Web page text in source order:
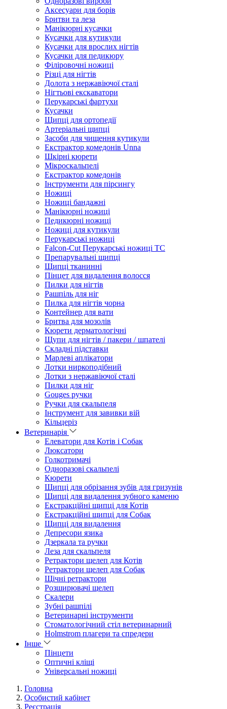
Аксесуари для борів
Бритви та леза
Манікюрні кусачки
Кусачки для кутикули
Кусачки для врослих нігтів
Кусачки для педикюру
Філіровочні ножиці
Різці для нігтів
Долота з нержавіючої сталі
Нігтьові екскаватори
Перукарські фартухи
Кусачки
Щипці для ортопедії
Артеріальні щипці
Засоби для чищення кутикули
Екстрактор комедонів Unna
Шкірні кюрети
Мікроскальпелі
Екстрактор комедонів
Інструменти для пірсингу
Ножиці
Ножиці бандажні
Манікюрні ножиці
Педикюрні ножиці
Ножиці для кутикули
Перукарські ножиці
Falcon-Cut Перукарські ножиці TC
Препарувальні щипці
Щипці тканинні
Пінцет для видалення волосся
Пилки для нігтів
Рашпіль для ніг
Пилка для нігтів чорна
Контейнер для вати
Бритва для мозолів
Кюрети дерматологічні
Щупи для нігтів / пакери / шпателі
Складні підставки
Марлеві аплікатори
Лотки ниркоподібний
Лотки з нержавіючої сталі
Пилки для ніг
Gouges ручки
Ручки для скальпеля
Інструмент для завивки вій
Кільцеріз
Ветеринарія
Елеватори для Котів і Собак
Люксатори
Голкотримачі
Одноразові скальпелі
Кюрети
Щипці для обрізання зубів для гризунів
Щипці для видалення зубного каменю
Екстракційні щипці для Котів
Екстракційні щипці для Собак
Щипці для видалення
Депресори язика
Дзеркала та ручки
Леза для скальпеля
Ретрактори щелеп для Котів
Ретрактори щелеп для Собак
Щічні ретрактори
Розширювачі щелеп
Скалери
Зубні рашпілі
Ветеринарні інструменти
Стоматологічний стіл ветеринарний
Holmstrom плагери та спредери
Інше
Пінцети
Оптичні кліщі
Універсальні ножиці
Головна
Особистий кабінет
Реєстрація